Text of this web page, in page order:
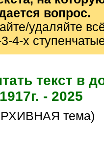
вопрос.
удаляйте
4-х
текст в
1917г. - 2025
(АРХИВНАЯ тема)